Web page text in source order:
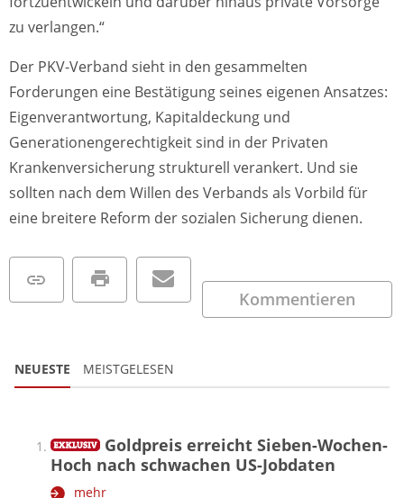
zu verlangen.“
Der PKV-Verband sieht in den gesammelten
Forderungen eine Bestätigung seines eigenen Ansatzes:
Eigenverantwortung, Kapitaldeckung und
Generationengerechtigkeit sind in der Privaten
Krankenversicherung strukturell verankert. Und sie
sollten nach dem Willen des Verbands als Vorbild für
eine breitere Reform der sozialen Sicherung dienen.
Kommentieren
NEUESTE MEISTGELESEN
Goldpreis erreicht Sieben-Wochen-
Hoch nach schwachen US-Jobdaten
mehr